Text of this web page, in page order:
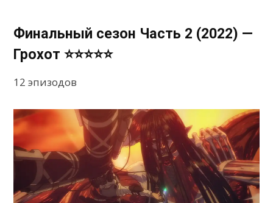
Финальный сезон Часть 2 (2022) —
Грохот ⭐⭐⭐⭐⭐
12 эпизодов